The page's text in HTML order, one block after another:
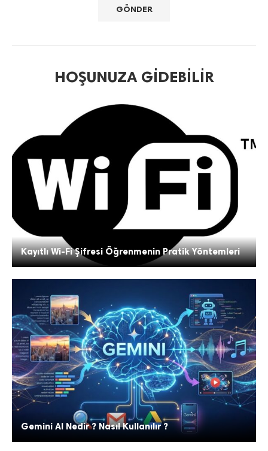
HOŞUNUZA GIDEBILIR
Kayıtlı Wi-Fi Şifresi Öğrenmenin Pratik Yöntemleri
Gemini AI Nedir ? Nasıl Kullanılır ?